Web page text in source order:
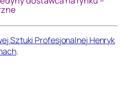
Sztuki Profesjonalnej Henryk
.